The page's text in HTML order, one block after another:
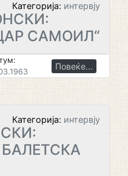
Категорија: интервју
САМОИЛ“
Повеќе...
Категорија: интервју